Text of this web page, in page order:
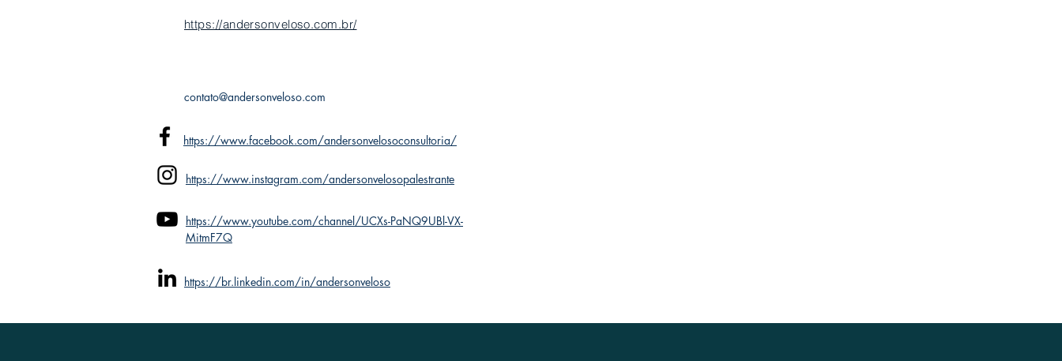
https://andersonveloso.com.br/
contato@andersonveloso.com
https://www.facebook.com/andersonvelosoconsultoria/
https://www.instagram.com/andersonvelosopalestrante
https://www.youtube.com/channel/UCXs-PaNQ9UBl-VX-
MitmF7Q
https://br.linkedin.com/in/andersonveloso